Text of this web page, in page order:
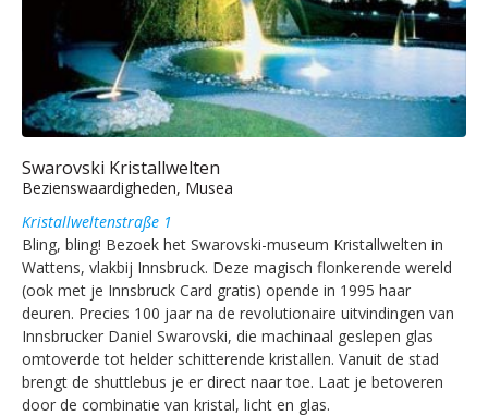
Swarovski Kristallwelten
Bezienswaardigheden, Musea
Kristallweltenstraße 1
Bling, bling! Bezoek het Swarovski-museum Kristallwelten in
Wattens, vlakbij Innsbruck. Deze magisch flonkerende wereld
(ook met je Innsbruck Card gratis) opende in 1995 haar
deuren. Precies 100 jaar na de revolutionaire uitvindingen van
Innsbrucker Daniel Swarovski, die machinaal geslepen glas
omtoverde tot helder schitterende kristallen. Vanuit de stad
brengt de shuttlebus je er direct naar toe. Laat je betoveren
door de combinatie van kristal, licht en glas.